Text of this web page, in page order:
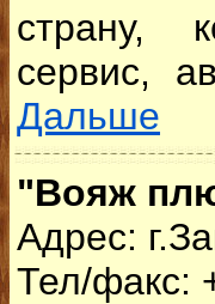
страну,
сервис,
Дальше
"Вояж
Адрес:
Тел/факс: